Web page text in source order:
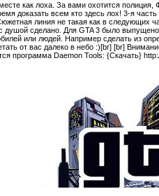
как лоха. За вами охотится
доказать всем кто здесь лох! 3-я
линия не такая как в следующих
душой сделано. Для GTA 3 было
или людей. Например сделать из
от вас далеко в небо :)[br] [br]
программа Daemon Tools: {Скачать}